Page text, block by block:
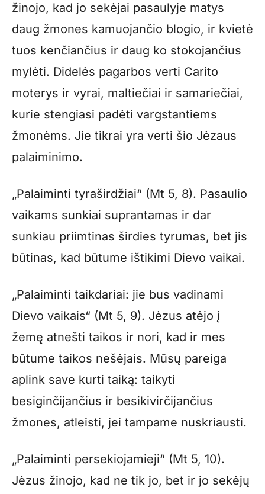
žinojo, kad jo sekėjai pasaulyje matys
daug žmones kamuojančio blogio, ir kvietė
tuos kenčiančius ir daug ko stokojančius
mylėti. Didelės pagarbos verti Carito
moterys ir vyrai, maltiečiai ir samariečiai,
kurie stengiasi padėti vargstantiems
žmonėms. Jie tikrai yra verti šio Jėzaus
palaiminimo.
„Palaiminti tyraširdžiai“ (Mt 5, 8). Pasaulio
vaikams sunkiai suprantamas ir dar
sunkiau priimtinas širdies tyrumas, bet jis
būtinas, kad būtume ištikimi Dievo vaikai.
„Palaiminti taikdariai: jie bus vadinami
Dievo vaikais“ (Mt 5, 9). Jėzus atėjo į
žemę atnešti taikos ir nori, kad ir mes
būtume taikos nešėjais. Mūsų pareiga
aplink save kurti taiką: taikyti
besiginčijančius ir besikivirčijančius
žmones, atleisti, jei tampame nuskriausti.
„Palaiminti persekiojamieji“ (Mt 5, 10).
Jėzus žinojo, kad ne tik jo, bet ir jo sekėjų